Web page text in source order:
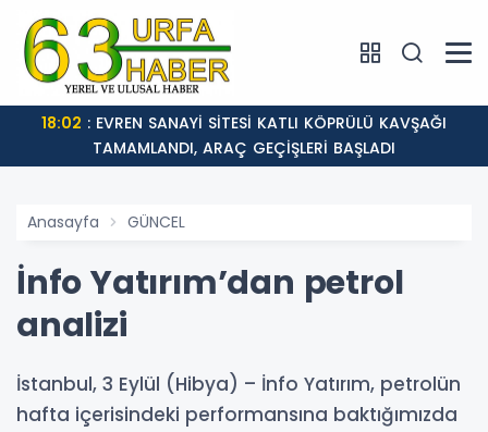
18:02
TAMAMLANDI, ARAÇ GEÇİŞLERİ BAŞLADI
Anasayfa GÜNCEL
İnfo Yatırım’dan petrol
analizi
İstanbul, 3 Eylül (Hibya) – İnfo Yatırım, petrolün
hafta içerisindeki performansına baktığımızda